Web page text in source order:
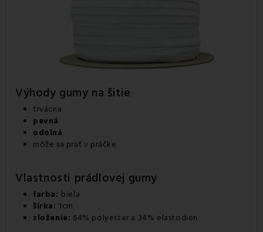
Výhody gumy na šitie
trvácna
pevná
odolná
môže sa prať v práčke
Vlastnosti prádlovej gumy
farba: biela
šírka: 1cm
zloženie: 64% polyester a 34% elastodien